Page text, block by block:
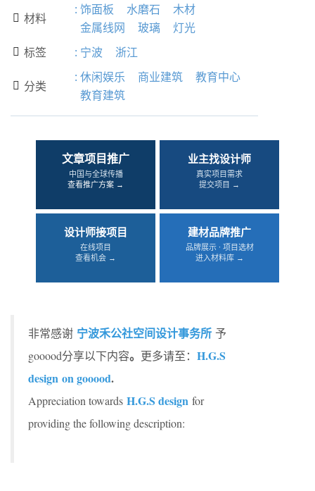
 材料
: 饰面板 水磨石
木材
金属线网
玻璃 灯光
 标签 : 宁波 浙江
 分类
: 休闲娱乐 商业建筑
教育中心
教育建筑
文章项目推广
中国与全球传播
查看推广方案 →
业主找设计师
真实项目需求
提交项目 →
设计师接项目
在线项目
查看机会 →
建材品牌推广
品牌展示 · 项目选材
进入材料库 →
非常感谢 宁波禾公社空间设计事务所 予
gooood分享以下内容。 更多请至： H.G.S
design on gooood.
Appreciation towards H.G.S design for
providing the following description: